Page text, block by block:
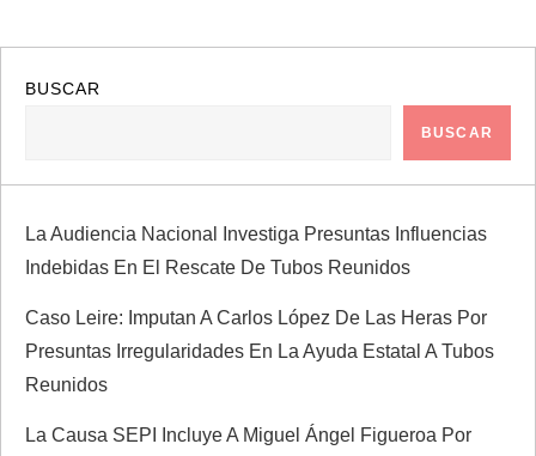
BUSCAR
BUSCAR
La Audiencia Nacional Investiga Presuntas Influencias
Indebidas En El Rescate De Tubos Reunidos
Caso Leire: Imputan A Carlos López De Las Heras Por
Presuntas Irregularidades En La Ayuda Estatal A Tubos
Reunidos
La Causa SEPI Incluye A Miguel Ángel Figueroa Por